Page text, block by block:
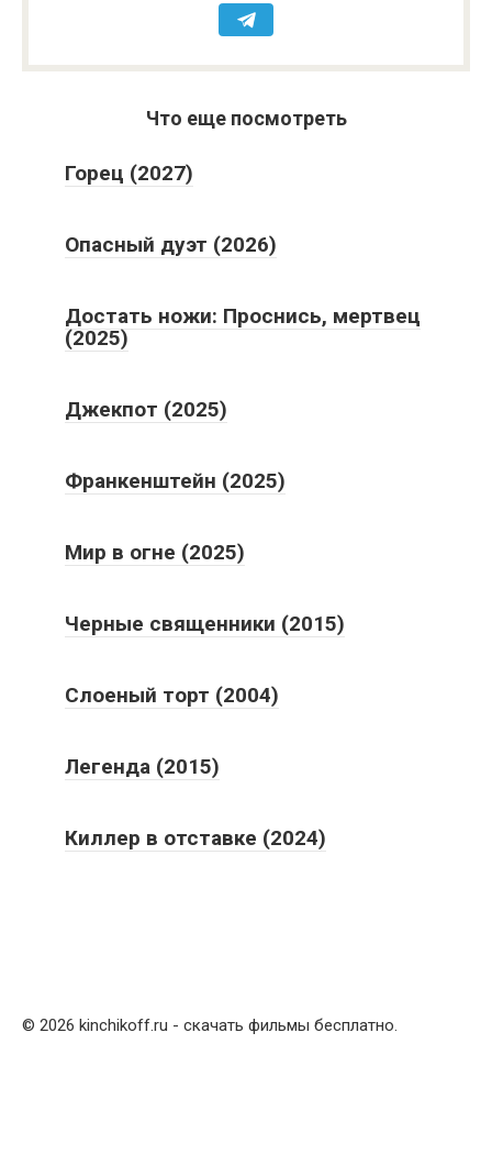
Что еще посмотреть
Горец (2027)
Опасный дуэт (2026)
Достать ножи: Проснись, мертвец
(2025)
Джекпот (2025)
Франкенштейн (2025)
Мир в огне (2025)
Черные священники (2015)
Слоеный торт (2004)
Легенда (2015)
Киллер в отставке (2024)
© 2026 kinchikoff.ru - скачать фильмы бесплатно.